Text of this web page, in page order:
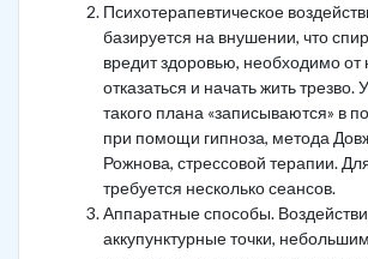
Психотерапевтическое
базируется на внушении, что
вредит здоровью, необходимо от
отказаться и начать жить трезво.
такого плана «записываются» в
при помощи гипноза, метода
Рожнова, стрессовой терапии.
требуется несколько сеансов.
Аппаратные способы.
аккупунктурные точки,